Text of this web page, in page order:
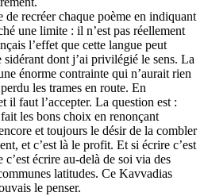
recréer chaque poème en indiquant
une limite : il n’est pas réellement
l’effet que cette langue peut
dont j’ai privilégié le sens. La
énorme contrainte qui n’aurait rien
les trames en route. En
il faut l’accepter. La question est :
les bons choix en renonçant
et toujours le désir de la combler
et c’est là le profit. Et si écrire c’est
écrire au-delà de soi via des
latitudes. Ce Kavvadias
le penser.